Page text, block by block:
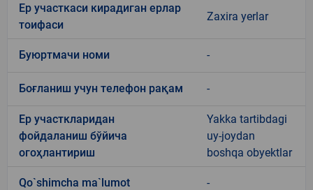
Ер участкаси кирадиган ерлар
тоифаси
Zaxira yerlar
Буюртмачи номи -
Боғланиш учун телефон рақам -
Ер участкларидан
фойдаланиш бўйича
огоҳлантириш
Yakka tartibdagi
uy-joydan
boshqa obyektlar
Qo`shimcha ma`lumot -